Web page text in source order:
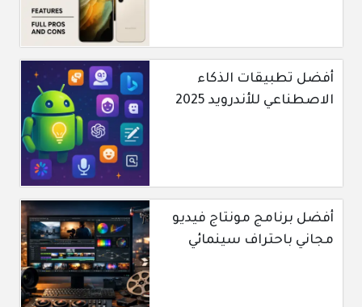
أفضل تطبيقات الذكاء
الاصطناعي للأندرويد 2025
أفضل برنامج مونتاج فيديو
مجاني باحتراف سينمائي